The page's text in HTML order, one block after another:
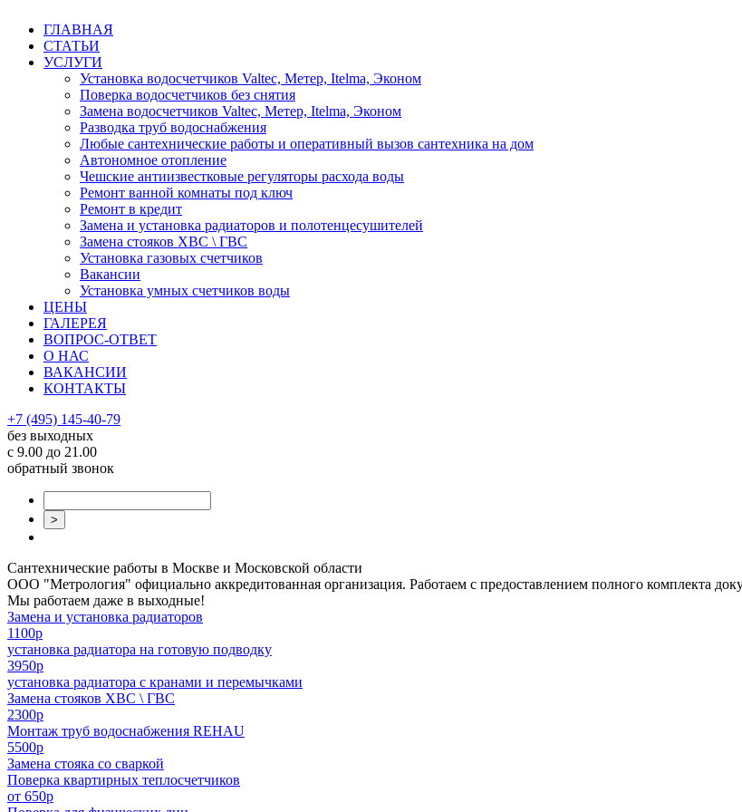
ГЛАВНАЯ
СТАТЬИ
УСЛУГИ
Установка водосчетчиков Valtec, Метер, Itelma, Эконом
Поверка водосчетчиков без снятия
Замена водосчетчиков Valtec, Метер, Itelma, Эконом
Разводка труб водоснабжения
Любые сантехнические работы и оперативный вызов сантехника на дом
Автономное отопление
Чешские антиизвестковые регуляторы расхода воды
Ремонт ванной комнаты под ключ
Ремонт в кредит
Замена и установка радиаторов и полотенцесушителей
Замена стояков ХВС \ ГВС
Установка газовых счетчиков
Вакансии
Установка умных счетчиков воды
ЦЕНЫ
ГАЛЕРЕЯ
ВОПРОС-ОТВЕТ
О НАС
ВАКАНСИИ
КОНТАКТЫ
+7 (495) 145-40-79
без выходных
с 9.00 до 21.00
обратный звонок
Сантехнические работы в Москве и Московской области
ООО "Метрология" официально аккредитованная организация. Работаем с предоставлением полного комплекта
Мы работаем даже в выходные!
Замена и установка радиаторов
1100р
установка радиатора на готовую подводку
3950р
установка радиатора с кранами и перемычками
Замена стояков ХВС \ ГВС
2300р
Монтаж труб водоснабжения REHAU
5500р
Замена стояка со сваркой
Поверка квартирных теплосчетчиков
от 650р